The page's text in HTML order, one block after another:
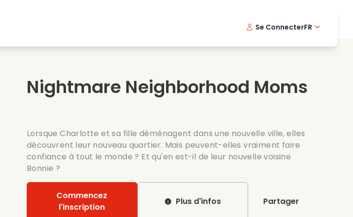
Date films
Series romantiques
Mariage
Se ConnecterFR
Nightmare Neighborhood Moms
Lorsque Charlotte et sa fille déménagent dans une nouvelle ville, elles
découvrent leur nouveau quartier. Mais peuvent-elles vraiment faire
confiance à tout le monde ? Et qu'en est-il de leur nouvelle voisine
Bonnie ?
Commencez
l'inscription
Plus d'infos Partager